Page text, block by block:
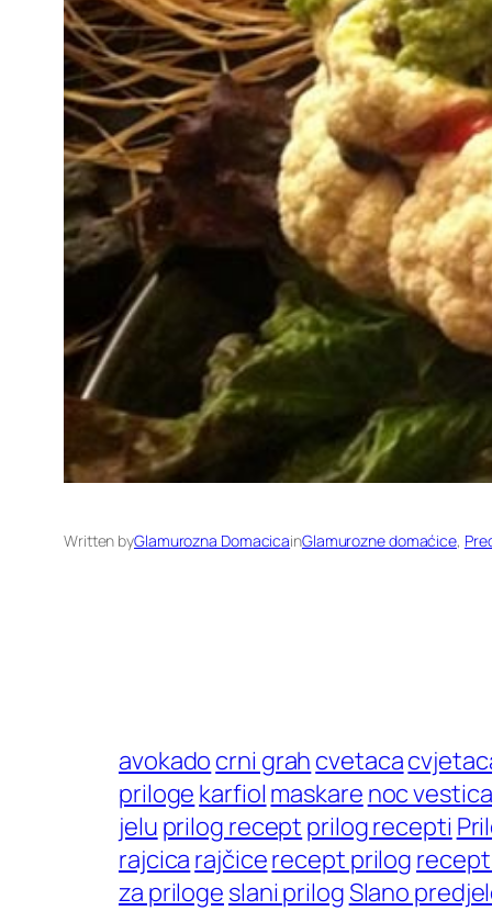
Written byGlamurozna DomacicainGlamurozne domaćice,
avokado crni grah cvetaca
priloge karfiol maskare noc vestica
jelu prilog recept prilog recepti
rajcica rajčicerecept prilog
za priloge slani prilogSlano